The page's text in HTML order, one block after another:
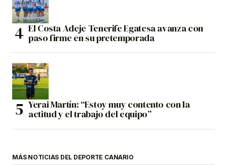
El Costa Adeje Tenerife Egatesa avanza con
paso firme en su pretemporada
Yerai Martín: “Estoy muy contento con la
actitud y el trabajo del equipo”
MÁS NOTICIAS DEL DEPORTE CANARIO